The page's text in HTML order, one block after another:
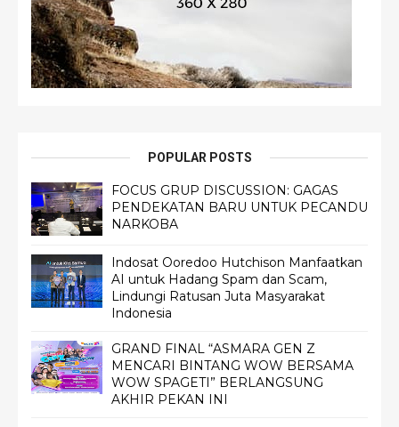
POPULAR POSTS
FOCUS GRUP DISCUSSION: GAGAS
PENDEKATAN BARU UNTUK PECANDU
NARKOBA
Indosat Ooredoo Hutchison Manfaatkan
AI untuk Hadang Spam dan Scam,
Lindungi Ratusan Juta Masyarakat
Indonesia
GRAND FINAL “ASMARA GEN Z
MENCARI BINTANG WOW BERSAMA
WOW SPAGETI” BERLANGSUNG
AKHIR PEKAN INI